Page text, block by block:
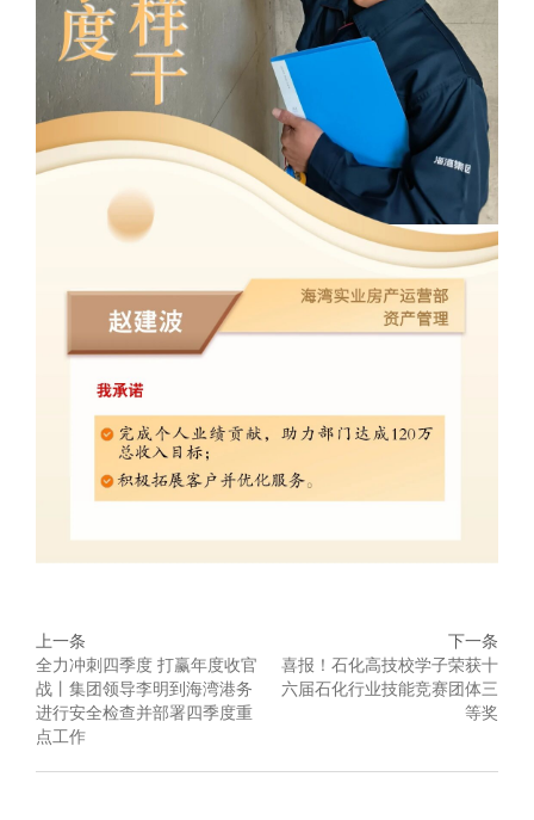
下一条
喜报！石化高技校学子荣获十
六届石化行业技能竞赛团体三
等奖
上一条
全力冲刺四季度 打赢年度收官
战丨集团领导李明到海湾港务
进行安全检查并部署四季度重
点工作